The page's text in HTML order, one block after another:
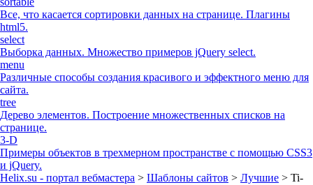
Все, что касается сортировки данных на странице. Плагины
html5.
select
Выборка данных. Множество примеров jQuery select.
menu
Различные способы создания красивого и эффектного меню для
сайта.
tree
Дерево элементов. Построение множественных списков на
странице.
3-D
Примеры объектов в трехмерном пространстве с помощью CSS3
и jQuery.
Helix.su - портал вебмастера > Шаблоны сайтов > Лучшие > Ti-